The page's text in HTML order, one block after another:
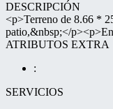
DESCRIPCIÓN
<p>Terreno de 8.66 *
patio,&nbsp;</
ATRIBUTOS EXTRA
:
SERVICIOS